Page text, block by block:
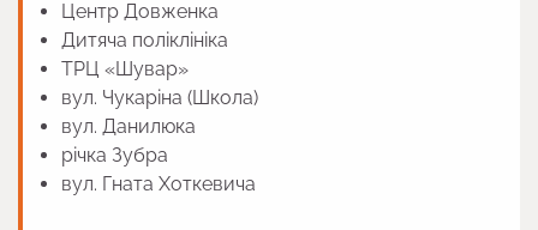
Центр Довженка
Дитяча поліклініка
ТРЦ «Шувар»
вул. Чукаріна (Школа)
вул. Данилюка
річка Зубра
вул. Гната Хоткевича